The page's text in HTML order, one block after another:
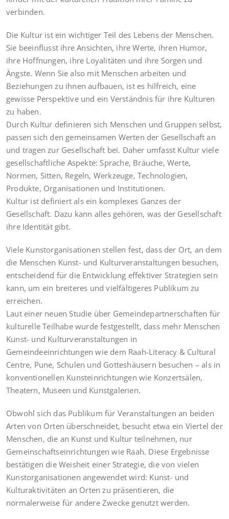
verbinden.
Die Kultur ist ein wichtiger Teil des Lebens der Menschen.
Sie beeinflusst ihre Ansichten, ihre Werte, ihren Humor,
ihre Hoffnungen, ihre Loyalitäten und ihre Sorgen und
Ängste. Wenn Sie also mit Menschen arbeiten und
Beziehungen zu ihnen aufbauen, ist es hilfreich, eine
gewisse Perspektive und ein Verständnis für ihre Kulturen
zu haben.
Durch Kultur definieren sich Menschen und Gruppen selbst,
passen sich den gemeinsamen Werten der Gesellschaft an
und tragen zur Gesellschaft bei. Daher umfasst Kultur viele
gesellschaftliche Aspekte: Sprache, Bräuche, Werte,
Normen, Sitten, Regeln, Werkzeuge, Technologien,
Produkte, Organisationen und Institutionen.
Kultur ist definiert als ein komplexes Ganzes der
Gesellschaft. Dazu kann alles gehören, was der Gesellschaft
ihre Identität gibt.
Viele Kunstorganisationen stellen fest, dass der Ort, an dem
die Menschen Kunst- und Kulturveranstaltungen besuchen,
entscheidend für die Entwicklung effektiver Strategien sein
kann, um ein breiteres und vielfältigeres Publikum zu
erreichen.
Laut einer neuen Studie über Gemeindepartnerschaften für
kulturelle Teilhabe wurde festgestellt, dass mehr Menschen
Kunst- und Kulturveranstaltungen in
Gemeindeeinrichtungen wie dem Raah-Literacy & Cultural
Centre, Pune, Schulen und Gotteshäusern besuchen – als in
konventionellen Kunsteinrichtungen wie Konzertsälen,
Theatern, Museen und Kunstgalerien.
Obwohl sich das Publikum für Veranstaltungen an beiden
Arten von Orten überschneidet, besucht etwa ein Viertel der
Menschen, die an Kunst und Kultur teilnehmen, nur
Gemeinschaftseinrichtungen wie Raah. Diese Ergebnisse
bestätigen die Weisheit einer Strategie, die von vielen
Kunstorganisationen angewendet wird: Kunst- und
Kulturaktivitäten an Orten zu präsentieren, die
normalerweise für andere Zwecke genutzt werden.